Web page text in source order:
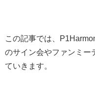
この記事では、
のサイン会やファンミー
ていきます。